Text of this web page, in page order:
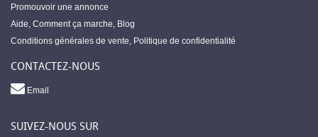
Promouvoir une annonce
Aide, Comment ça marche, Blog
Conditions générales de vente, Politique de confidentialité
CONTACTEZ-NOUS
Email
SUIVEZ-NOUS SUR